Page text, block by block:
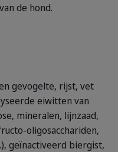
de hond.
gevogelte, rijst, vet
eiwitten van
mineralen, lijnzaad,
oligosacchariden,
geïnactiveerd biergist,